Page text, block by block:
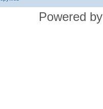
Powered by